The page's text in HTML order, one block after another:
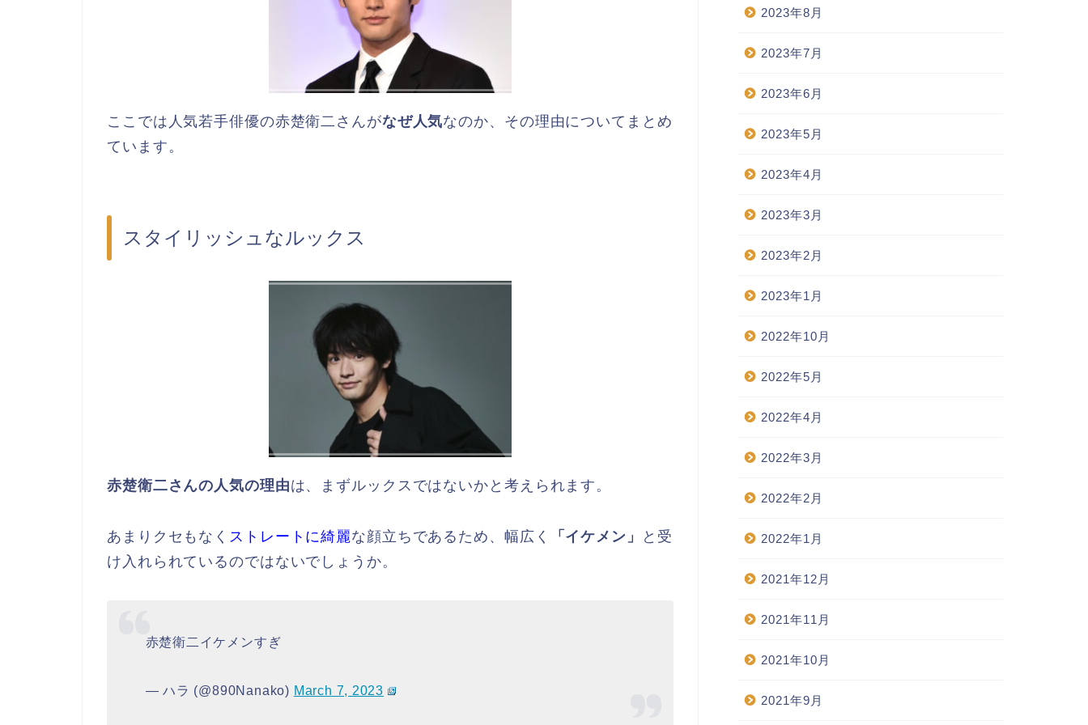
ここでは人気若手俳優の赤楚衛二さんがなぜ人気なのか、その理由についてまとめ
ています。
スタイリッシュなルックス
赤楚衛二さんの人気の理由は、まずルックスではないかと考えられます。
あまりクセもなく ストレートに綺麗な顔立ちであるため、幅広く 「イケメン」
と受
け入れられているのではないでしょうか。
赤楚衛二イケメンすぎ
— ハラ (@890Nanako) March 7, 2023
2023年8月
2023年7月
2023年6月
2023年5月
2023年4月
2023年3月
2023年2月
2023年1月
2022年10月
2022年5月
2022年4月
2022年3月
2022年2月
2022年1月
2021年12月
2021年11月
2021年10月
2021年9月